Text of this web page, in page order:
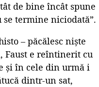
de bine încât spune
se termine niciodată”.
– păcălesc niște
Faust e reîntinerit cu
și în cele din urmă i
dintr-un sat,